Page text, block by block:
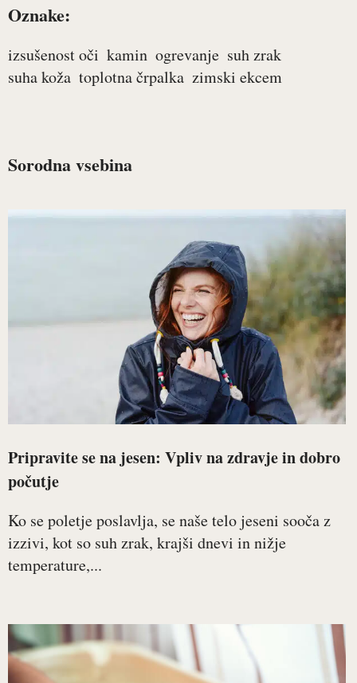
Oznake:
izsušenost oči kamin ogrevanje suh zrak
suha koža toplotna črpalka zimski ekcem
Sorodna vsebina
Pripravite se na jesen: Vpliv na zdravje in dobro
počutje
Ko se poletje poslavlja, se naše telo jeseni sooča z
izzivi, kot so suh zrak, krajši dnevi in nižje
temperature,...